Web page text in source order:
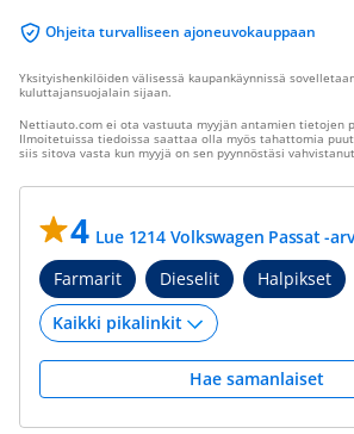
Ohjeita turvalliseen ajoneuvokauppaan
Yksityishenkilöiden välisessä kaupankäynnissä
kuluttajansuojalain sijaan.
Nettiauto.com ei ota vastuuta myyjän antamien tietojen
Ilmoitetuissa tiedoissa saattaa olla myös tahattomia
siis sitova vasta kun myyjä on sen pyynnöstäsi
4 Lue 1214 Volkswagen Passat -
Farmarit
Dieselit Halpikset
Hae samanlaiset